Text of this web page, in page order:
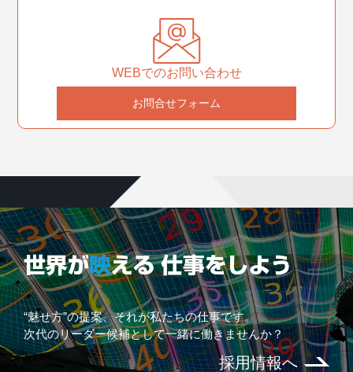
WEBでのお問い合わせ
お問合せフォーム
“魅せ方”の提案、それが私たちの仕事です。
次代のリーダー候補として一緒に働きませんか？
採用情報へ